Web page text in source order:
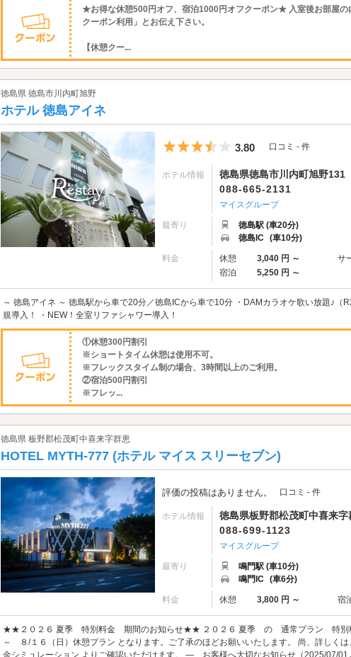
★お得な休憩500円オフ、宿泊1000円オフクーポン★ 入室後お部屋の
クーポン利用」とお伝え下さい。
【休憩クー...
徳島県 徳島市川内町旭野
ホテル 徳島アイネ
5つ星のうち3.5
3.80 口コミ - 件
ホテル情報
徳島県徳島市川内町旭野131
088-665-2131
マイスグループ
最寄り
徳島駅 (車20分)
徳島IC (車10分)
料金 休憩 3,040 円 ～ サ
宿泊
5,250 円 ～
～ 徳島アイネ ～ 徳島駅から車で20分／徳島ICから車で10分 ・DAMカラオケ歌い放題♪（
規導入！ ・NEW！全室リファシャワー導入！
①休憩300円割引
※ショートタイム休憩は使用不可。
※フレックスタイム制の場合、3時間以上のご利用。
②宿泊500円割引
※フレッ...
徳島県 板野郡松茂町中喜来字群恵
HOTEL MYTH-777 (ホテル マイス スリーセブン)
評価の投稿はありません。 口コミ - 件
ホテル情報
徳島県板野郡松茂町中喜来
088-699-1123
マイスグループ
最寄り
鳴門駅 (車10分)
鳴門IC (車6分)
料金 休憩 3,800 円 ～ 宿
★★２０２６ 夏季 特別料金 期間のお知らせ★★ ２０２６ 夏季 の 通常プラン 特別
～ ８/１６（日）休憩プラン となります。ご了承のほどお願いいたします。 尚、詳しく
金シミュレーション よりご確認いただけます。 ― お客様へ大切なお知らせ（2025/07/01